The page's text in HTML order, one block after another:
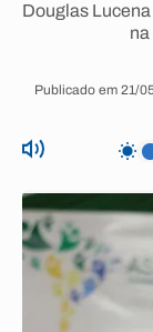
Douglas
Publicado em 21/